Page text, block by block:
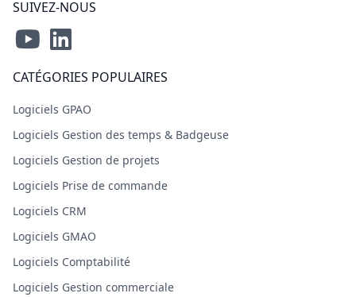
SUIVEZ-NOUS
CATÉGORIES POPULAIRES
Logiciels GPAO
Logiciels Gestion des temps & Badgeuse
Logiciels Gestion de projets
Logiciels Prise de commande
Logiciels CRM
Logiciels GMAO
Logiciels Comptabilité
Logiciels Gestion commerciale